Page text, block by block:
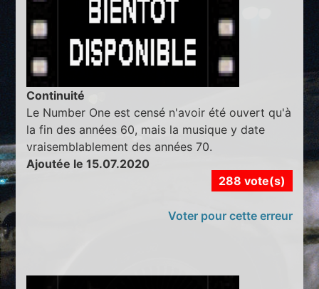
Continuité
Le Number One est censé n'avoir été ouvert qu'à
la fin des années 60, mais la musique y date
vraisemblablement des années 70.
Ajoutée le 15.07.2020
288 vote(s)
Voter pour cette erreur